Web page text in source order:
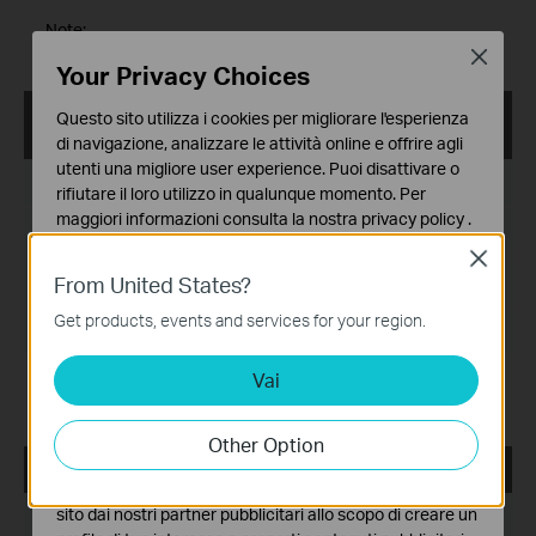
Note:
tpPLC_ Utility _Windows 2000/XP/2003/Vista/7/8/8.
1/10/11
Data di pubblicazione: 2023-02-09
Lingua:Multi-language
Dimensioni file:72.44 MB
Sistema operativo: Win2000/XP/2003/Vista/7/8/8.1/10/11
Note:
Fixed related bugs
tpPLC_ Utility _Windows 7/8/8.1/10/11
Data di pubblicazione:2022-06-27
From United States?
Get products, events and services for your region.
Vai
Other Option
Close
Your Privacy Choices
Questo sito utilizza i cookies per migliorare l'esperienza
di navigazione, analizzare le attività online e offrire agli
utenti una migliore user experience. Puoi disattivare o
rifiutare il loro utilizzo in qualunque momento. Per
maggiori informazioni consulta la nostra privacy policy .
Questi cookies sono necessari per il corretto
funzionamento del sito e non possono essere disattivati
nel tuo sistema.
Analytics e Marketing Cookies
I cookies analitici ci permettono di analizzare le tue
attività sul nostro sito allo scopo di migliorarne le
funzionalità.
sito dai nostri partner pubblicitari allo scopo di creare un
Close